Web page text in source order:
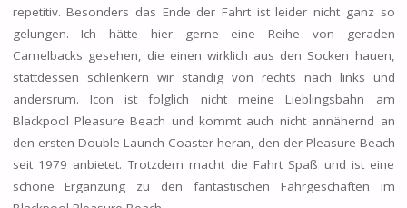
repetitiv. Besonders das Ende der Fahrt ist leider nicht ganz so
gelungen. Ich hätte hier gerne eine Reihe von geraden
Camelbacks gesehen, die einen wirklich aus den Socken hauen,
stattdessen schlenkern wir ständig von rechts nach links und
andersrum. Icon ist folglich nicht meine Lieblingsbahn am
Blackpool Pleasure Beach und kommt auch nicht annähernd an
den ersten Double Launch Coaster heran, den der Pleasure Beach
seit 1979 anbietet. Trotzdem macht die Fahrt Spaß und ist eine
schöne Ergänzung zu den fantastischen Fahrgeschäften im